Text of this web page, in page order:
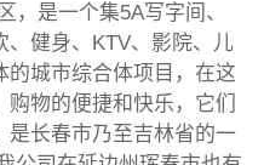
，是一个集5A写字间、
健身、KTV、影院、儿
城市综合体项目，在这
物的便捷和快乐，它们
是长春市乃至吉林省的一